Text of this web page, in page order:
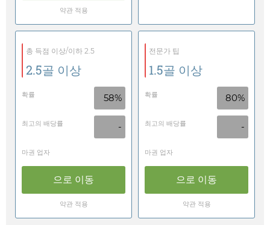
약관 적용
총 득점 이상/이하 2.5
2.5골 이상
확률 58%
최고의 배당률 -
마권 업자
으로 이동
약관 적용
전문가 팁
1.5골 이상
확률 80%
최고의 배당률 -
마권 업자
으로 이동
약관 적용